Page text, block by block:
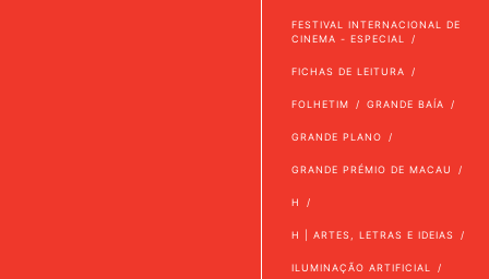
FESTIVAL INTERNACIONAL DE
CINEMA - ESPECIAL
FICHAS DE LEITURA
FOLHETIM GRANDE BAÍA
GRANDE PLANO
GRANDE PRÉMIO DE MACAU
H
H | ARTES, LETRAS E IDEIAS
ILUMINAÇÃO ARTIFICIAL